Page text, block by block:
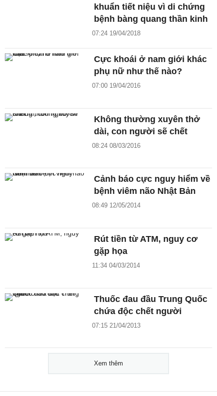
khuẩn tiết niệu vì di chứng
bệnh bàng quang thần kinh
07:24 19/04/2018
Cực khoái ở nam giới khác
phụ nữ như thế nào?
07:00 19/04/2016
Không thường xuyên thở
dài, con người sẽ chết
08:24 08/03/2016
Cảnh báo cực nguy hiểm về
bệnh viêm não Nhật Bản
08:49 12/05/2014
Rút tiền từ ATM, nguy cơ
gặp họa
11:34 04/03/2014
Thuốc đau đầu Trung Quốc
chứa độc chết người
07:15 21/04/2013
Xem thêm